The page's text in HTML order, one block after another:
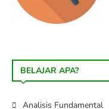
BELAJAR APA?
Analisis Fundamental